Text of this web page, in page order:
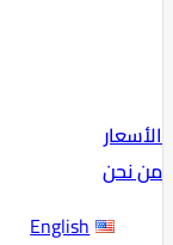
الأسعار
من نحن
English